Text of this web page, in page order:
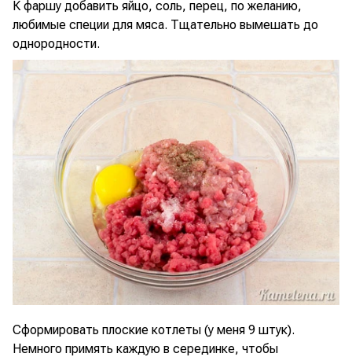
К фаршу добавить яйцо, соль, перец, по желанию,
любимые специи для мяса. Тщательно вымешать до
однородности.
Сформировать плоские котлеты (у меня 9 штук).
Немного примять каждую в серединке, чтобы